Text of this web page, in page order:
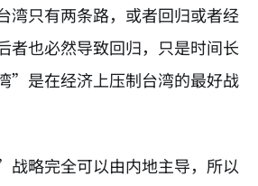
湾只有两条路，或者回归或者经
者也必然导致回归，只是时间长
”是在经济上压制台湾的最好战
略完全可以由内地主导，所以